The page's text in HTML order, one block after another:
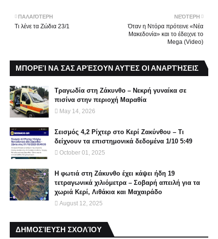
ΝΕΌΤΕΡΗ
Όταν η Ντόρα πρότεινε «Νέα
Μακεδονία» και το έδειχνε το
Mega (Video)
ΠΑΛΑΙΌΤΕΡΗ
Τι λένε τα Ζώδια 23/1
ΜΠΟΡΕΊ ΝΑ ΣΑΣ ΑΡΈΣΟΥΝ ΑΥΤΈΣ ΟΙ ΑΝΑΡΤΉΣΕΙΣ
Τραγωδία στη Ζάκυνθο – Νεκρή γυναίκα σε
πισίνα στην περιοχή Μαραθία
May 14, 2026
Σεισμός 4,2 Ρίχτερ στο Κερί Ζακύνθου – Τι
δείχνουν τα επιστημονικά δεδομένα 1/10 5:49
October 01, 2025
Η φωτιά στη Ζάκυνθο έχει κάψει ήδη 19
τετραγωνικά χιλιόμετρα – Σοβαρή απειλή για τα
χωριά Κερί, Λιθάκια και Μαχαιράδο
August 12, 2025
ΔΗΜΟΣΊΕΥΣΗ ΣΧΟΛΊΟΥ